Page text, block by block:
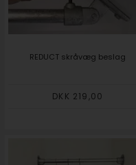
REDUCT skråvæg beslag
DKK 219,00